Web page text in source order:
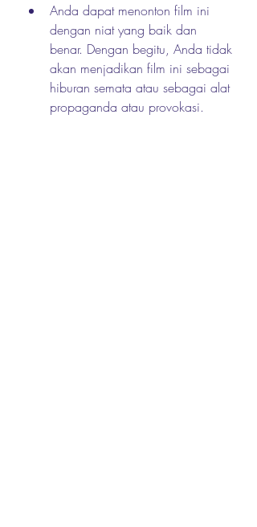
Anda dapat menonton film ini
dengan niat yang baik dan
benar. Dengan begitu, Anda tidak
akan menjadikan film ini sebagai
hiburan semata atau sebagai alat
propaganda atau provokasi.